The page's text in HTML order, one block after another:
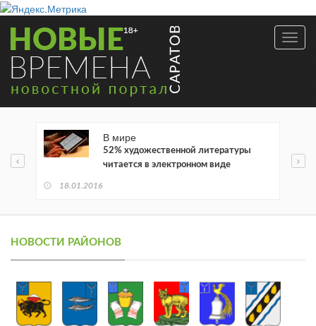
В мире
52% художественной литературы
читается в электронном виде
18.01.2016
НОВОСТИ РАЙОНОВ